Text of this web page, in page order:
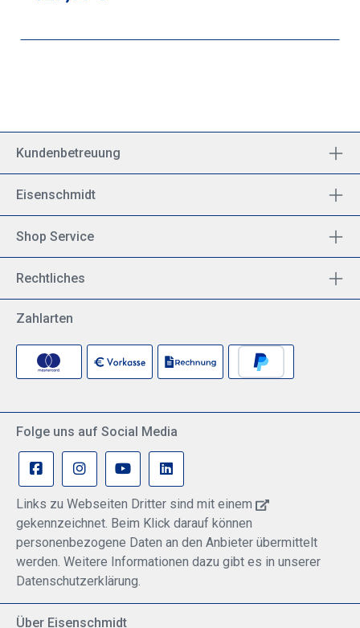
Kundenbetreuung
Eisenschmidt
Shop Service
Rechtliches
Zahlarten
Folge uns auf Social Media
Links zu Webseiten Dritter sind mit einem
gekennzeichnet. Beim Klick darauf können
personenbezogene Daten an den Anbieter übermittelt
werden. Weitere Informationen dazu gibt es in unserer
Datenschutzerklärung.
Über Eisenschmidt